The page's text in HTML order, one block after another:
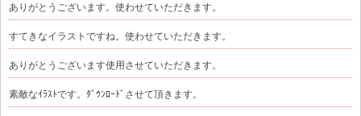
ありがとうございます。使わせていただきます。
すてきなイラストですね。使わせていただきます。
ありがとうございます使用させていただきます。
素敵なｲﾗｽﾄです。ﾀﾞｳﾝﾛｰﾄﾞさせて頂きます。